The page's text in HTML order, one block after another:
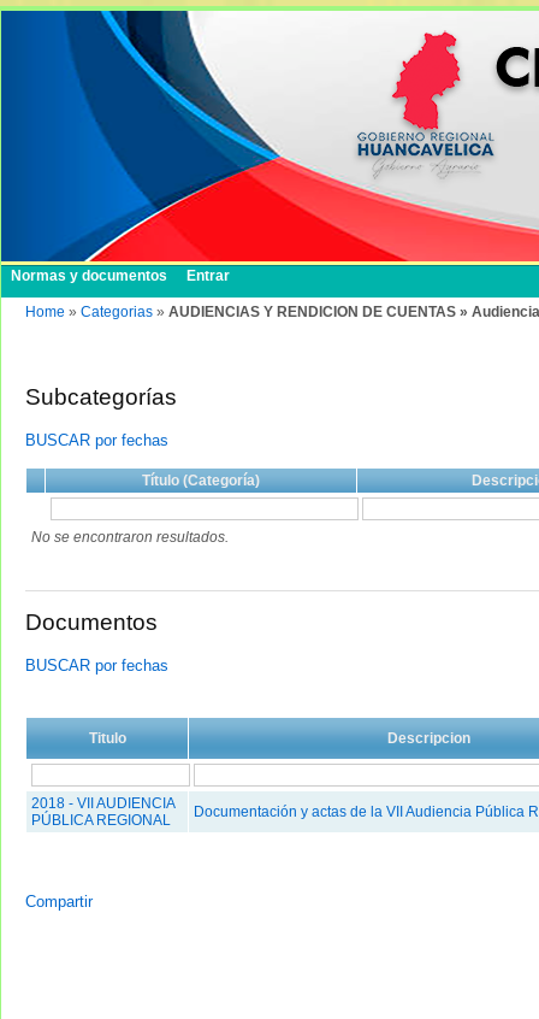
Normas y documentos Entrar
Home » Categorias » AUDIENCIAS Y RENDICION DE CUENTAS »
Subcategorías
BUSCAR por fechas
Título (Categoría)
No se encontraron resultados.
Documentos
BUSCAR por fechas
Titulo Descripcion
2018 - VII AUDIENCIA
PÚBLICA REGIONAL
Documentación y actas de la VII Audiencia Pública
Compartir